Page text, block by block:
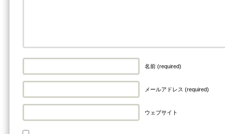
名前 (required)
メールアドレス (required)
ウェブサイト